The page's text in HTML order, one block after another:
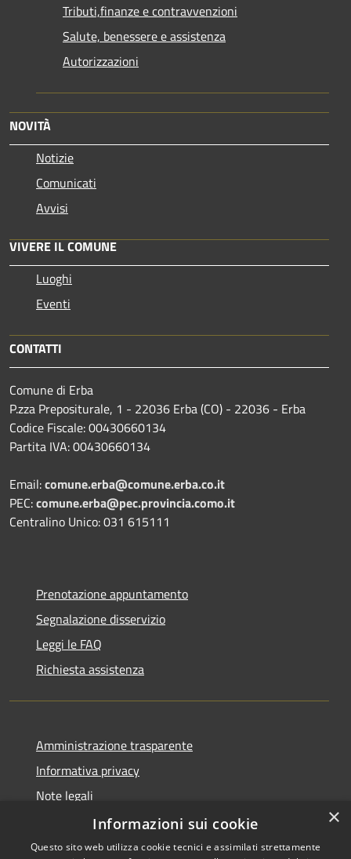
Tributi,finanze e contravvenzioni
Salute, benessere e assistenza
Autorizzazioni
NOVITÀ
Notizie
Comunicati
Avvisi
VIVERE IL COMUNE
Luoghi
Eventi
CONTATTI
Comune di Erba
P.zza Prepositurale, 1 - 22036 Erba (CO) - 22036 - Erba
Codice Fiscale: 00430660134
Partita IVA: 00430660134
Email:comune.erba@comune.erba.co.it
PEC:comune.erba@pec.provincia.como.it
Centralino Unico: 031 615111
Prenotazione appuntamento
Segnalazione disservizio
Leggi le FAQ
Richiesta assistenza
Amministrazione trasparente
Informativa privacy
Note legali
Dichiarazione di accessibilità
×
Informazioni sui cookie
Questo sito web utilizza cookie tecnici e assimilati strettamente